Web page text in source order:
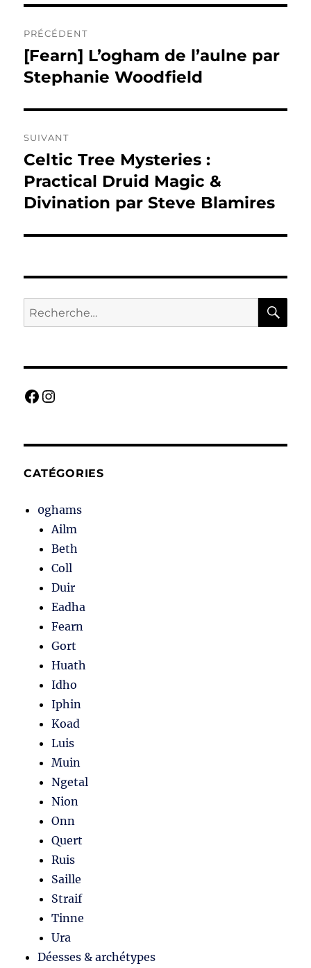
de
l’article
PRÉCÉDENT
Publication
précédente :
[Fearn] L’ogham de l’aulne par
Stephanie Woodfield
SUIVANT
Publication
suivante :
Celtic Tree Mysteries :
Practical Druid Magic &
Divination par Steve Blamires
Recherche
pour :
Facebook
Instagram
CATÉGORIES
0ghams
Ailm
Beth
Coll
Duir
Eadha
Fearn
Gort
Huath
Idho
Iphin
Koad
Luis
Muin
Ngetal
Nion
Onn
Quert
Ruis
Saille
Straif
Tinne
Ura
Déesses & archétypes